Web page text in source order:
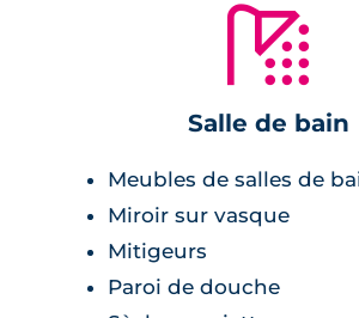
Le stationnement se faire sur des
emplacements de parking
garages boxés, et la résidence
également d'un local à vélos.
🚿
Salle de bain
Meubles de salles de
Miroir sur vasque
Mitigeurs
Paroi de douche